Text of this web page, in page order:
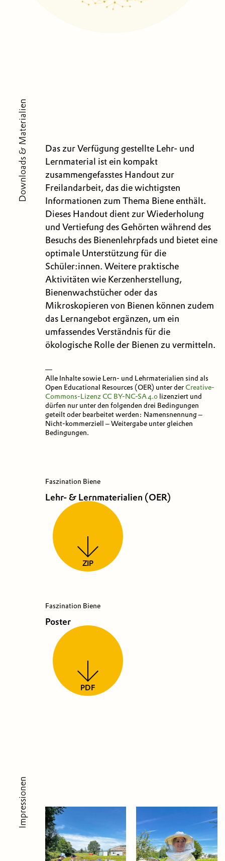
Downloads & Materialien
Das zur Verfügung gestellte Lehr- und
Lernmaterial ist ein kompakt
zusammengefasstes Handout zur
Freilandarbeit, das die wichtigsten
Informationen zum Thema Biene enthält.
Dieses Handout dient zur Wiederholung
und Vertiefung des Gehörten während des
Besuchs des Bienenlehrpfads und bietet eine
optimale Unterstützung für die
Schüler:innen. Weitere praktische
Aktivitäten wie Kerzenherstellung,
Bienenwachstücher oder das
Mikroskopieren von Bienen können zudem
das Lernangebot ergänzen, um ein
umfassendes Verständnis für die
ökologische Rolle der Bienen zu vermitteln.
—
Alle Inhalte sowie Lern- und Lehrmaterialien sind als
Open Educational Resources (OER) unter der Creative-
Commons-Lizenz CC BY-NC-SA 4.0lizenziert und
dürfen nur unter den folgenden drei Bedingungen
geteilt oder bearbeitet werden: Namensnennung –
Nicht-kommerziell – Weitergabe unter gleichen
Bedingungen.
Faszination Biene
Lehr- & Lernmaterialien (OER)
ZIP
Faszination Biene
Poster
PDF
Impressionen